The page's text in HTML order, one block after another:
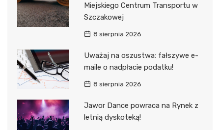
Miejskiego Centrum Transportu w
Szczakowej
8 sierpnia 2026
Uważaj na oszustwa: fałszywe e-
maile o nadpłacie podatku!
8 sierpnia 2026
Jawor Dance powraca na Rynek z
letnią dyskoteką!